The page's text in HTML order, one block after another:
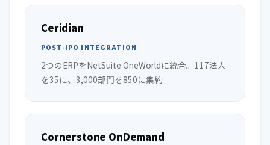
Ceridian
POST-IPO INTEGRATION
2つのERPをNetSuite OneWorldに統合。117法人
を35に、3,000部門を850に集約
Cornerstone OnDemand